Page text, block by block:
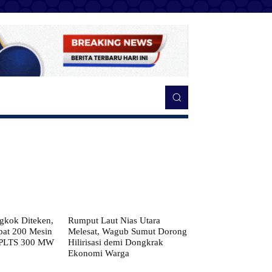
Diteken,
200 Mesin
300 MW
Rumput Laut Nias Utara
Melesat, Wagub Sumut Dorong
Hilirisasi demi Dongkrak
Ekonomi Warga